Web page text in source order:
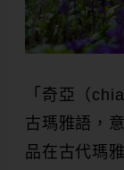
「奇亞（
古瑪雅語，
品在古代瑪